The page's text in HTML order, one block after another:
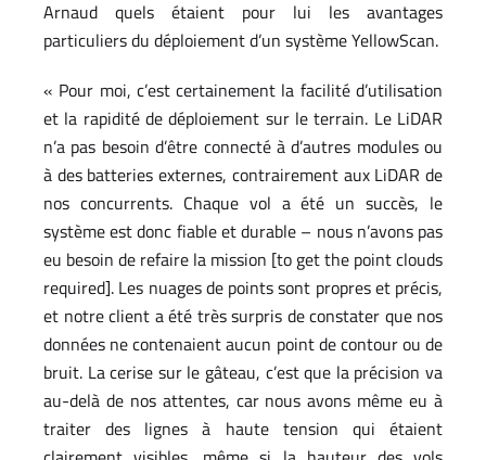
Arnaud quels étaient pour lui les avantages
particuliers du déploiement d’un système YellowScan.
« Pour moi, c’est certainement la facilité d’utilisation
et la rapidité de déploiement sur le terrain. Le LiDAR
n’a pas besoin d’être connecté à d’autres modules ou
à des batteries externes, contrairement aux LiDAR de
nos concurrents. Chaque vol a été un succès, le
système est donc fiable et durable – nous n’avons pas
eu besoin de refaire la mission [to get the point clouds
required]. Les nuages de points sont propres et précis,
et notre client a été très surpris de constater que nos
données ne contenaient aucun point de contour ou de
bruit. La cerise sur le gâteau, c’est que la précision va
au-delà de nos attentes, car nous avons même eu à
traiter des lignes à haute tension qui étaient